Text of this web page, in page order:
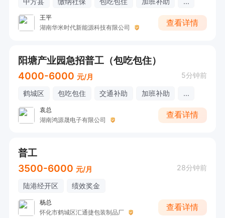
王平
湖南华米时代新能源科技有限公司
查看详情
阳塘产业园急招普工（包吃包住）
4000-6000 元/月 5分钟前
鹤城区 包吃包住 交通补助 加班补助 ...
袁总
湖南鸿源晟电子有限公司
查看详情
普工
3500-6000 元/月 28分钟前
陆港经开区 绩效奖金
杨总
怀化市鹤城区汇通捷包装制品厂
查看详情